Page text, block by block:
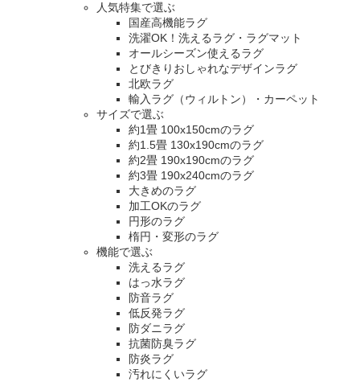
人気特集で選ぶ
国産高機能ラグ
洗濯OK！洗えるラグ・ラグマット
オールシーズン使えるラグ
とびきりおしゃれなデザインラグ
北欧ラグ
輸入ラグ（ウィルトン）・カーペット
サイズで選ぶ
約1畳 100x150cmのラグ
約1.5畳 130x190cmのラグ
約2畳 190x190cmのラグ
約3畳 190x240cmのラグ
大きめのラグ
加工OKのラグ
円形のラグ
楕円・変形のラグ
機能で選ぶ
洗えるラグ
はっ水ラグ
防音ラグ
低反発ラグ
防ダニラグ
抗菌防臭ラグ
防炎ラグ
汚れにくいラグ